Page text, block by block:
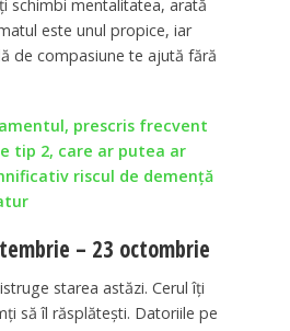
schimbi mentalitatea, arată
este unul propice, iar
de compasiune te ajută fără
prescris frecvent
tip 2, care ar putea ar
riscul de demență
– 23 octombrie
starea astăzi. Cerul îți
să îl răsplătești. Datoriile pe